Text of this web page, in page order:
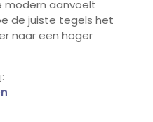
modern aanvoelt
de juiste tegels het
naar een hoger